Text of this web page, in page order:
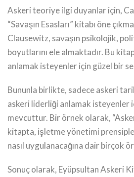
Askeri teoriye ilgi duyanlar için,
“Savaşın Esasları” kitabı öne
Clausewitz, savaşın psikolojik,
boyutlarını ele almaktadır. Bu
anlamak isteyenler için güzel bir
Bununla birlikte, sadece askeri
askeri liderliği anlamak isteyenler
mevcuttur. Bir örnek olarak,
kitapta, işletme yönetimi
nasıl uygulanacağına dair birçok
Sonuç olarak, Eyüpsultan Askeri